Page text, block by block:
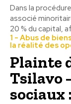
Dans la
associé
20 % du capital,
1 - Abus de
la réalité des
Plainte
Tsilavo
sociaux